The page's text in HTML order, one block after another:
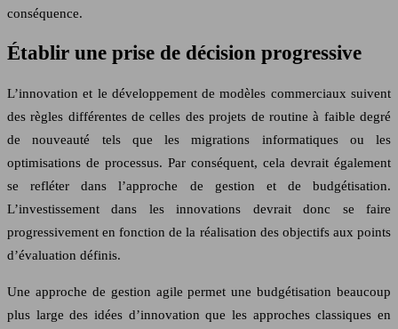
conséquence.
Établir une prise de décision progressive
L’innovation et le développement de modèles commerciaux suivent
des règles différentes de celles des projets de routine à faible degré
de nouveauté tels que les migrations informatiques ou les
optimisations de processus. Par conséquent, cela devrait également
se refléter dans l’approche de gestion et de budgétisation.
L’investissement dans les innovations devrait donc se faire
progressivement en fonction de la réalisation des objectifs aux points
d’évaluation définis.
Une approche de gestion agile permet une budgétisation beaucoup
plus large des idées d’innovation que les approches classiques en